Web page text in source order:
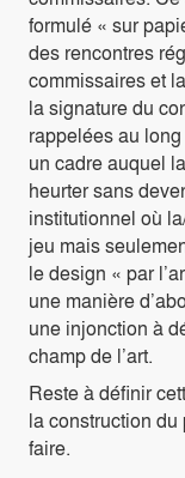
formulé « sur
des rencontres
commissaires et
la signature du
rappelées au
un cadre auquel
heurter sans
institutionnel où
jeu mais
le design « par
une manière
une injonction à
champ de l’art.
Reste à définir
la construction du
faire.